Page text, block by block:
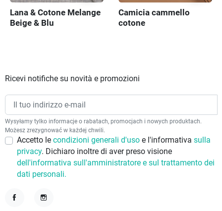
Lana & Cotone Melange
Beige & Blu
Camicia cammello
cotone
Ricevi notifiche su novità e promozioni
Wysyłamy tylko informacje o rabatach, promocjach i nowych produktach.
Możesz zrezygnować w każdej chwili.
Accetto le condizioni generali d'uso e l'informativa sulla
privacy. Dichiaro inoltre di aver preso visione
dell'informativa sull'amministratore e sul trattamento dei
dati personali.